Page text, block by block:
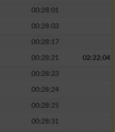
00:28:01
00:28:03
00:28:17
00:28:21
02:22:04
00:28:23
00:28:24
00:28:25
00:28:31